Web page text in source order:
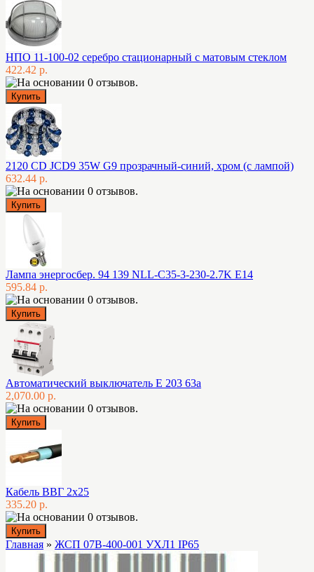
НПО 11-100-02 серебро стационарный с матовым стеклом
422.42 р.
2120 CD JCD9 35W G9 прозрачный-синий, хром (с лампой)
632.44 р.
Лампа энергосбер. 94 139 NLL-C35-3-230-2.7K E14
595.84 р.
Автоматический выключатель E 203 63а
2,070.00 р.
Кабель ВВГ 2х25
335.20 р.
Главная » ЖСП 07В-400-001 УХЛ1 IP65